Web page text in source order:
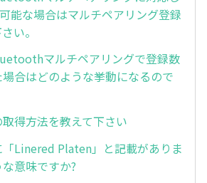
能な場合はマルチペアリング登録
い。
マルチペアリングで登録数
合はどのような挙動になるので
得方法を教えて下さい
Linered Platen」と記載がありま
意味ですか?